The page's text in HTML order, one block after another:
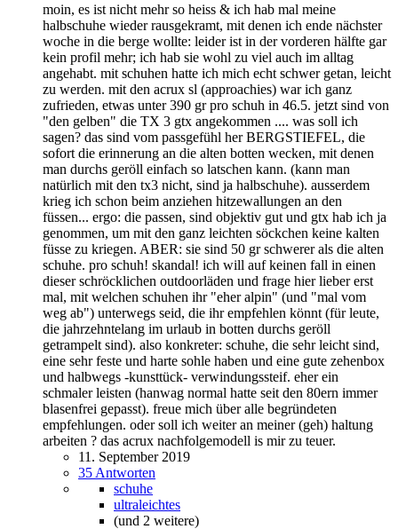
moin, es ist nicht mehr so heiss & ich hab mal meine
halbschuhe wieder rausgekramt, mit denen ich ende nächster
woche in die berge wollte: leider ist in der vorderen hälfte gar
kein profil mehr; ich hab sie wohl zu viel auch im alltag
angehabt. mit schuhen hatte ich mich echt schwer getan, leicht
zu werden. mit den acrux sl (approachies) war ich ganz
zufrieden, etwas unter 390 gr pro schuh in 46.5. jetzt sind von
"den gelben" die TX 3 gtx angekommen .... was soll ich
sagen? das sind vom passgefühl her BERGSTIEFEL, die
sofort die erinnerung an die alten botten wecken, mit denen
man durchs geröll einfach so latschen kann. (kann man
natürlich mit den tx3 nicht, sind ja halbschuhe). ausserdem
krieg ich schon beim anziehen hitzewallungen an den
füssen... ergo: die passen, sind objektiv gut und gtx hab ich ja
genommen, um mit den ganz leichten söckchen keine kalten
füsse zu kriegen. ABER: sie sind 50 gr schwerer als die alten
schuhe. pro schuh! skandal! ich will auf keinen fall in einen
dieser schröcklichen outdoorläden und frage hier lieber erst
mal, mit welchen schuhen ihr "eher alpin" (und "mal vom
weg ab") unterwegs seid, die ihr empfehlen könnt (für leute,
die jahrzehntelang im urlaub in botten durchs geröll
getrampelt sind). also konkreter: schuhe, die sehr leicht sind,
eine sehr feste und harte sohle haben und eine gute zehenbox
und halbwegs -kunsttück- verwindungssteif. eher ein
schmaler leisten (hanwag normal hatte seit den 80ern immer
blasenfrei gepasst). freue mich über alle begründeten
empfehlungen. oder soll ich weiter an meiner (geh) haltung
arbeiten ? das acrux nachfolgemodell is mir zu teuer.
11. September 2019
35 Antworten
schuhe
ultraleichtes
(und 2 weitere)